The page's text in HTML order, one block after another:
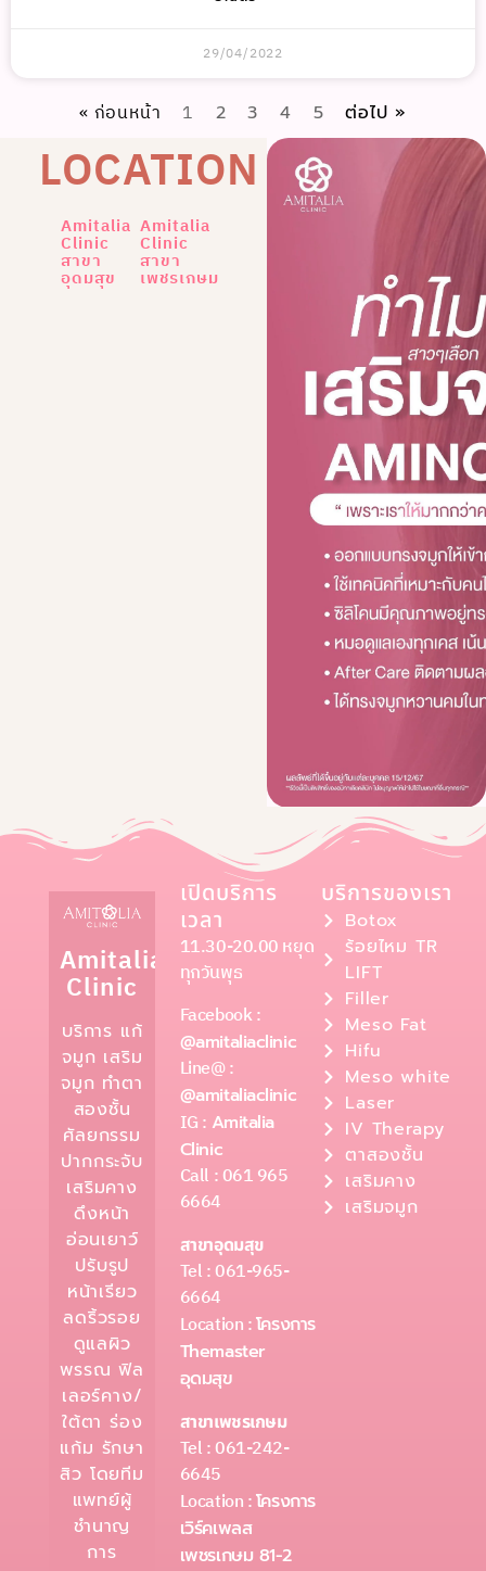
29/04/2022
« ก่อนหน้า 1 2 3 4 5 ต่อไป »
LOCATION
Amitalia
Clinic
สาขา
อุดมสุข
Amitalia
Clinic
สาขา
เพชรเกษม
Amitalia
Clinic
บริการ แก้
จมูก เสริม
จมูก ทำตา
สองชั้น
ศัลยกรรม
ปากกระจับ
เสริมคาง
ดึงหน้า
อ่อนเยาว์
ปรับรูป
หน้าเรียว
ลดริ้วรอย
ดูแลผิว
พรรณ ฟิล
เลอร์คาง/
ใต้ตา ร่อง
แก้ม รักษา
สิว โดยทีม
แพทย์ผู้
ชำนาญ
การ
เปิดบริการ
เวลา
11.30-20.00 หยุด
ทุกวันพุธ
Facebook :
@amitaliaclinic
Line@ :
@amitaliaclinic
IG : Amitalia
Clinic
Call : 061 965
6664
สาขาอุดมสุข
Tel : 061-965-
6664
Location :โครงการ
Themaster
อุดมสุข
สาขาเพชรเกษม
Tel : 061-242-
6645
Location :โครงการ
เวิร์คเพลส
เพชรเกษม 81-2
บริการของเรา
Botox
ร้อยไหม TR
LIFT
Filler
Meso Fat
Hifu
Meso white
Laser
IV Therapy
ตาสองชั้น
เสริมคาง
เสริมจมูก